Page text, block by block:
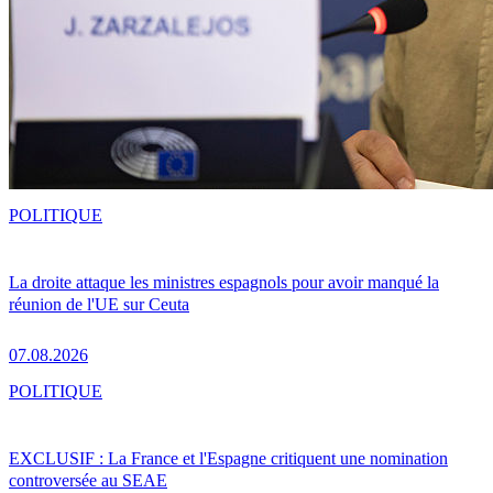
La droite attaque les ministres espagnols pour avoir manqué la
réunion de l'UE sur Ceuta
07.08.2026
POLITIQUE
EXCLUSIF : La France et l'Espagne critiquent une nomination
controversée au SEAE
POLITIQUE